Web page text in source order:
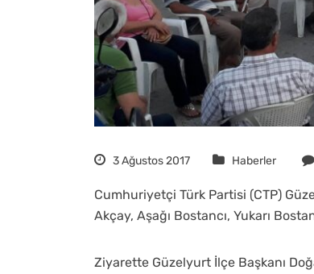
3 Ağustos 2017 Haberler
Cumhuriyetçi Türk Partisi (CTP)
Akçay, Aşağı Bostancı, Yukarı
Ziyarette Güzelyurt İlçe Başkanı